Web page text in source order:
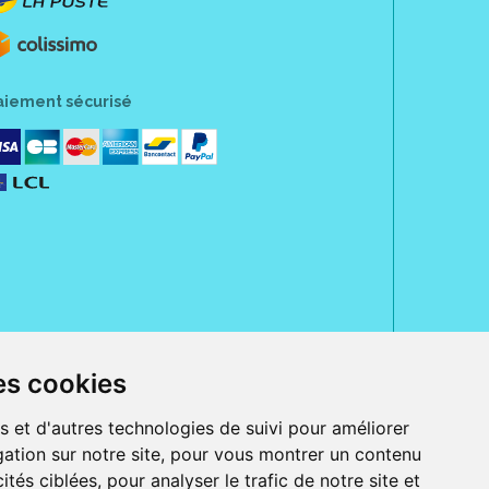
cookies
et d'autres technologies de suivi pour améliorer
sur notre site, pour vous montrer un contenu
ciblées, pour analyser le trafic de notre site et
sécurisé
Jeanne d' Harcourt, 80300 Albert.
ordonnance.
iPad et iPod touch), ou sur Google Play (pour Androïd 5.0 ou version
Bancontact, PayPal.